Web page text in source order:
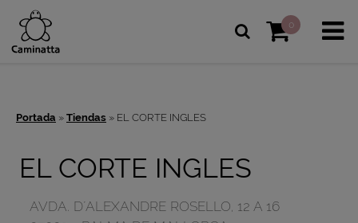
0
Portada » Tiendas » EL CORTE INGLES
EL CORTE INGLES
AVDA. D´ALEXANDRE ROSELLO, 12 A 16